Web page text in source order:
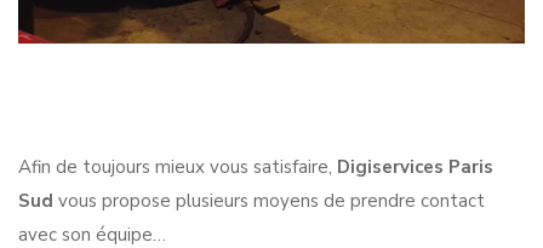
Afin de toujours mieux vous satisfaire, Digiservices Paris
Sud vous propose plusieurs moyens de prendre contact
avec son équipe…